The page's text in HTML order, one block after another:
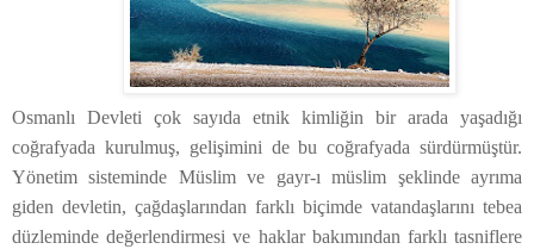
Osmanlı Devleti çok sayıda etnik kimliğin bir arada yaşadığı
coğrafyada kurulmuş, gelişimini de bu coğrafyada sürdürmüştür.
Yönetim sisteminde Müslim ve gayr-ı müslim şeklinde ayrıma
giden devletin, çağdaşlarından farklı biçimde vatandaşlarını tebea
düzleminde değerlendirmesi ve haklar bakımından farklı tasniflere